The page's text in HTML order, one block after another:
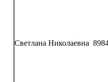
Светлана Николаевна